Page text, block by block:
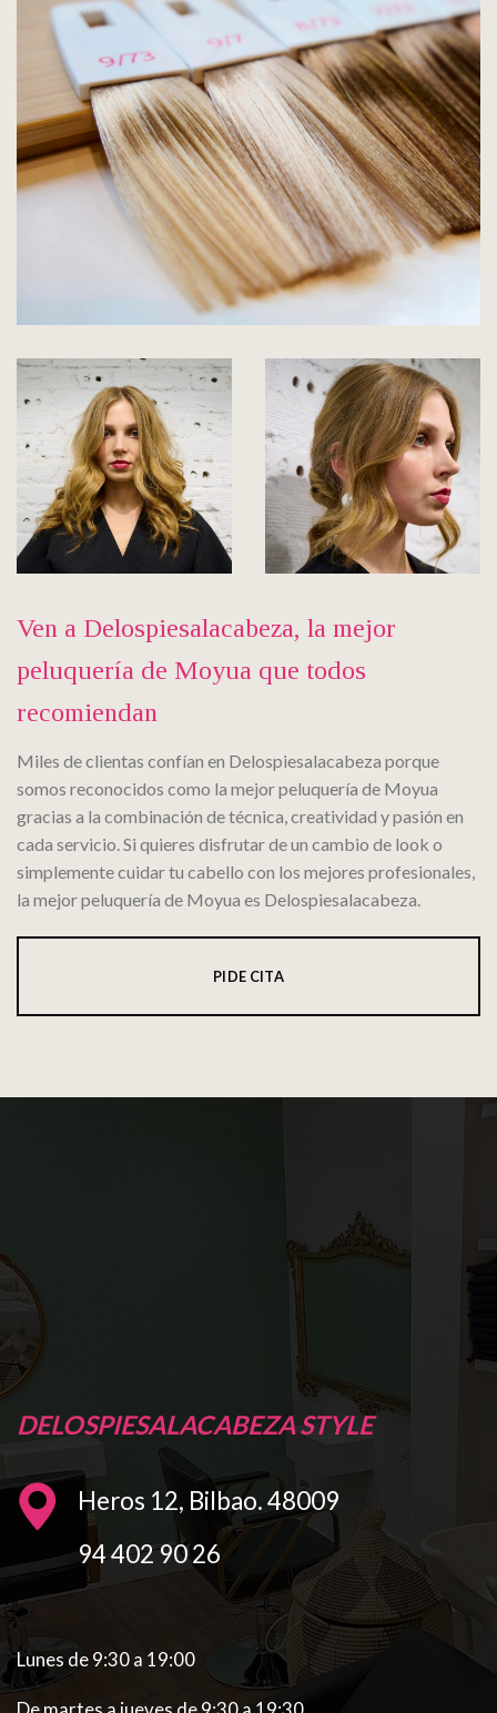
Ven a Delospiesalacabeza, la mejor
peluquería de Moyua que todos
recomiendan
Miles de clientas confían en Delospiesalacabeza porque
somos reconocidos como la mejor peluquería de Moyua
gracias a la combinación de técnica, creatividad y pasión en
cada servicio. Si quieres disfrutar de un cambio de look o
simplemente cuidar tu cabello con los mejores profesionales,
la mejor peluquería de Moyua es Delospiesalacabeza.
PIDE CITA
DELOSPIESALACABEZA STYLE
Heros 12, Bilbao. 48009
94 402 90 26
Lunes de 9:30 a 19:00